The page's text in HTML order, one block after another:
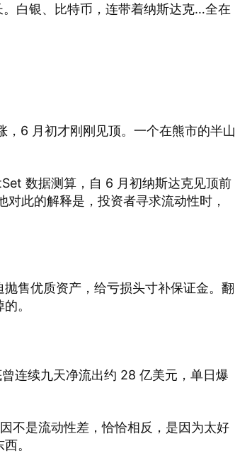
白银、比特币，连带着纳斯达克…全在
6 月初才刚刚见顶。一个在熊市的半山
数据测算，自 6 月初纳斯达克见顶前
对此的解释是，投资者寻求流动性时，
售优质资产，给亏损头寸补保证金。翻
。
连续九天净流出约 28 亿美元，单日爆
不是流动性差，恰恰相反，是因为太好
。